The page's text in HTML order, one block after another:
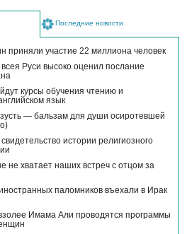
Последние новости
приняли участие 22 миллиона человек
Руси высоко оценил послание
курсы обучения чтению и
язык
— бальзам для души осиротевшей
истории религиозного
хватает наших встреч с отцом за
паломников въехали в Ирак
Имама Али проводятся программы